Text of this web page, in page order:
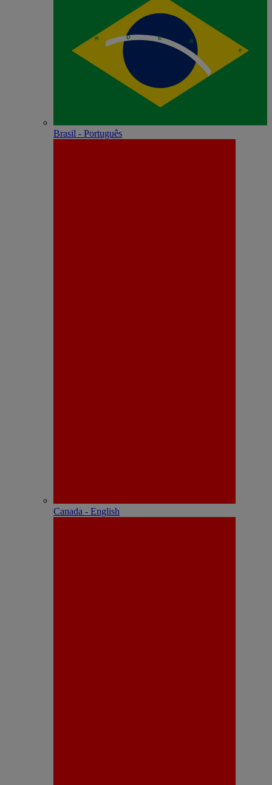
Brasil - Português
Canada - English